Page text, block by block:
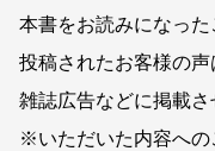
本書をお読みになった
投稿されたお客様の声
雑誌広告などに掲載さ
※いただいた内容への